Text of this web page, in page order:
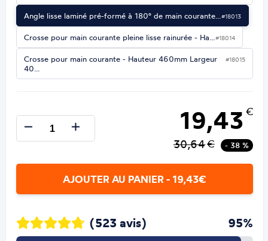
Angle lisse laminé pré-formé à 180° de main courante…#18013
Crosse pour main courante pleine lisse rainurée - Ha…#18014
Crosse pour main courante - Hauteur 460mm Largeur
40…
#18015
19,43 €
30,64€ - 38 %
AJOUTER AU PANIER - 19,43€
(523 avis) 95%